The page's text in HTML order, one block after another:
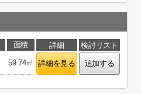
面積 詳細
検討リスト
59.74㎡ 詳細を見る 追加する